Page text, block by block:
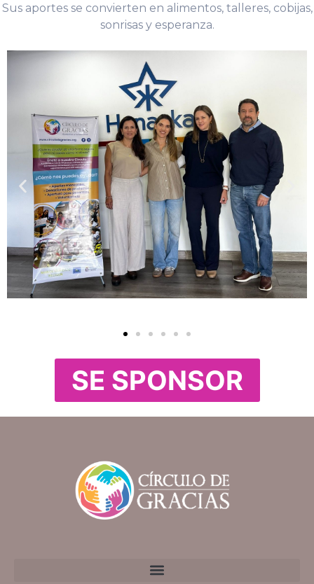
Sus aportes se convierten en alimentos, talleres, cobijas,
sonrisas y esperanza.
SE SPONSOR